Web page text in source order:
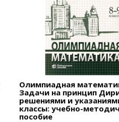
Олимпиадная
Задачи на принцип
решениями и
классы: учебно-
пособие